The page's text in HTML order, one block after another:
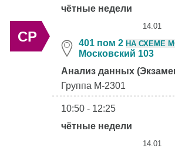
СР
чётные недели
14.01
401 пом 2 НА СХЕМЕ
Московский 103
Анализ данных
Группа М-2301
10:50 - 12:25
чётные недели
14.01